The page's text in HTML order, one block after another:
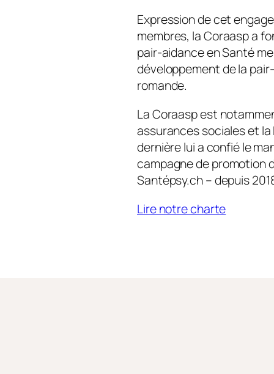
Expression de cet
membres, la Coraasp a
pair-aidance en Santé
développement de la
romande.
La Coraasp est
assurances sociales et
dernière lui a confié le
campagne de promotion
Santépsy.ch – depuis
Lire notre charte